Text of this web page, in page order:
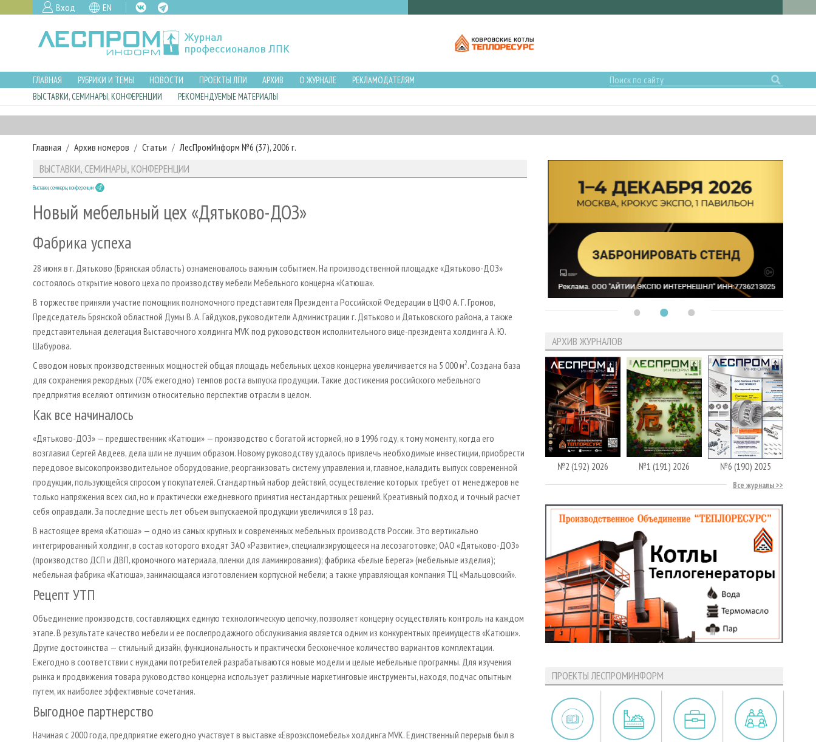
Вход EN
ГЛАВНАЯ РУБРИКИ И ТЕМЫ НОВОСТИ ПРОЕКТЫ ЛПИ АРХИВ О ЖУРНАЛЕ
РЕКЛАМОДАТЕЛЯМ
ВЫСТАВКИ, СЕМИНАРЫ, КОНФЕРЕНЦИИ
РЕКОМЕНДУЕМЫЕ МАТЕРИАЛЫ
Главная Архив номеров Статьи ЛесПромИнформ №6 (37), 2006 г.
ВЫСТАВКИ, СЕМИНАРЫ, КОНФЕРЕНЦИИ
Выставки, семинары, конференции
Новый мебельный цех «Дятьково-ДОЗ»
Фабрика успеха
28 июня в г. Дятьково (Брянская область) ознаменовалось важным событием. На производственной площадке «Дятьково-ДОЗ»
состоялось открытие нового цеха по производству мебели Мебельного концерна «Катюша».
В торжестве приняли участие помощник полномочного представителя Президента Российской Федерации в ЦФО А. Г. Громов,
Председатель Брянской областной Думы В. А. Гайдуков, руководители Администрации г. Дятьково и Дятьковского района, а также
представительная делегация Выставочного холдинга MVK под руководством исполнительного вице-президента холдинга А. Ю.
Шабурова.
С вводом новых производственных мощностей общая площадь мебельных цехов концерна увеличивается на 5 000 м2. Создана база
для сохранения рекордных (70% ежегодно) темпов роста выпуска продукции. Такие достижения российского мебельного
предприятия вселяют оптимизм относительно перспектив отрасли в целом.
Как все начиналось
«Дятьково-ДОЗ» — предшественник «Катюши» — производство с богатой историей, но в 1996 году, к тому моменту, когда его
возглавил Сергей Авдеев, дела шли не лучшим образом. Новому руководству удалось привлечь необходимые инвестиции, приобрести
передовое высокопроизводительное оборудование, реорганизовать систему управления и, главное, наладить выпуск современной
продукции, пользующейся спросом у покупателей. Стандартный набор действий, осуществление которых требует от менеджеров не
только напряжения всех сил, но и практически ежедневного принятия нестандартных решений. Креативный подход и точный расчет
себя оправдали. За последние шесть лет объем выпускаемой продукции увеличился в 18 раз.
В настоящее время «Катюша» — одно из самых крупных и современных мебельных производств России. Это вертикально
интегрированный холдинг, в состав которого входят ЗАО «Развитие», специализирующееся на лесозаготовке; ОАО «Дятьково-ДОЗ»
(производство ДСП и ДВП, кромочного материала, пленки для ламинирования); фабрика «Белые Берега» (мебельные изделия);
мебельная фабрика «Катюша», занимающаяся изготовлением корпусной мебели; а также управляющая компания ТЦ «Мальцовский».
Рецепт УТП
Объединение производств, составляющих единую технологическую цепочку, позволяет концерну осуществлять контроль на каждом
этапе. В результате качество мебели и ее послепродажного обслуживания является одним из конкурентных преимуществ «Катюши».
Другие достоинства — стильный дизайн, функциональность и практически бесконечное количество вариантов комплектации.
Ежегодно в соответствии с нуждами потребителей разрабатываются новые модели и целые мебельные программы. Для изучения
рынка и продвижения товара руководство концерна использует различные маркетинговые инструменты, находя, подчас опытным
путем, их наиболее эффективные сочетания.
Выгодное партнерство
Начиная с 2000 года, предприятие ежегодно участвует в выставке «Евроэкспомебель» холдинга MVK. Единственный перерыв был в
АРХИВ ЖУРНАЛОВ
№2 (192) 2026 №1 (191) 2026 №6 (190) 2025
Все журналы
ПРОЕКТЫ ЛЕСПРОМИНФОРМ